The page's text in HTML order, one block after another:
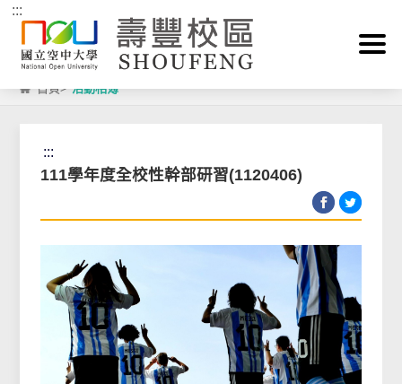
跳到主要內容區塊
:::
首頁>活動相簿
:::
111學年度全校性幹部研習(1120406)